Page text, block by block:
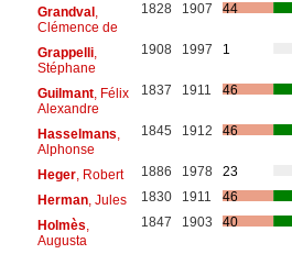
Grandval ,
Clémence de
1828 1907 44
Grappelli,
Stéphane
1908 1997 1
Guilmant, Félix
Alexandre
1837 1911 46
Hasselmans,
Alphonse
1845 1912 46
Heger, Robert 1886 1978
23
Herman, Jules 1830 1911
46
Holmès,
Augusta
1847 1903 40